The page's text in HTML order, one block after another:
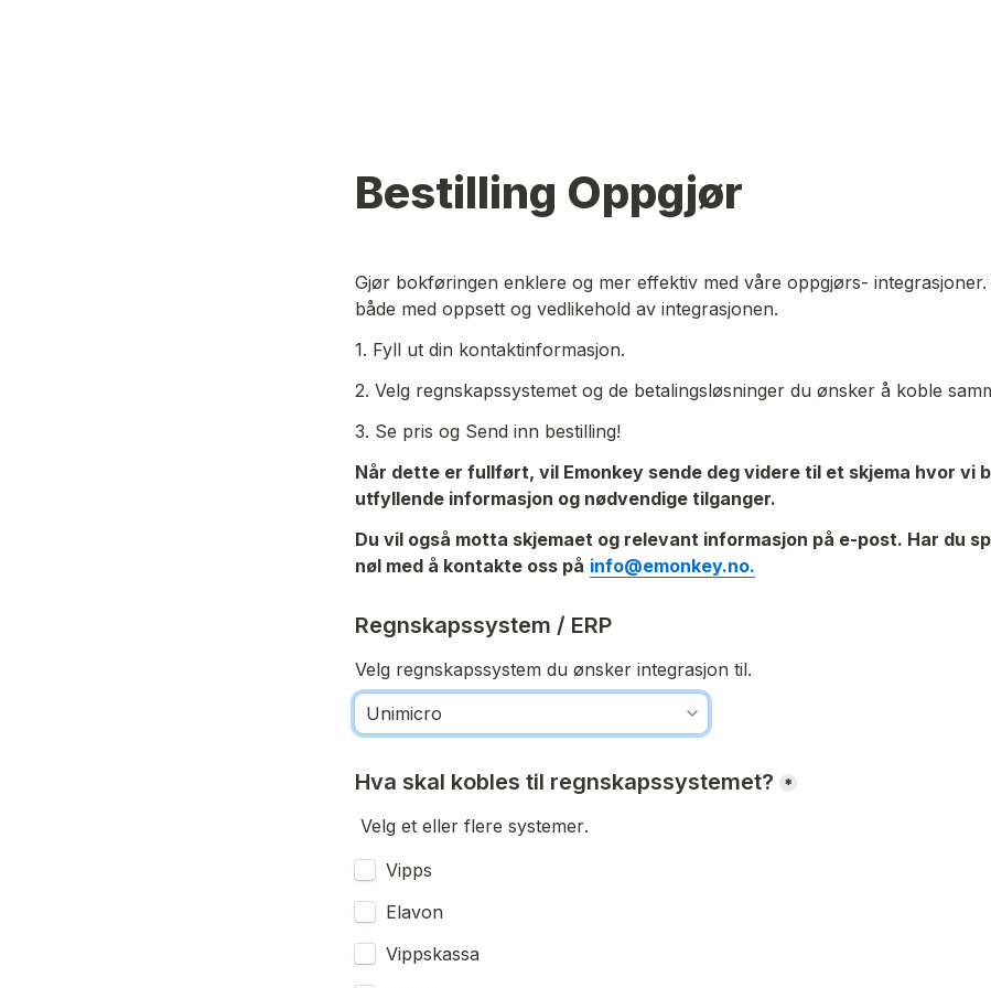
Bestilling Oppgjør
Gjør bokføringen enklere og mer effektiv med våre oppgjørs-
både med oppsett og vedlikehold av integrasjonen.
1. Fyll ut din kontaktinformasjon.
2. Velg regnskapssystemet og de betalingsløsninger du ønsker å koble
3. Se pris og Send inn bestilling!
Når dette er fullført, vil Emonkey sende deg videre til et skjema hvor vi
utfyllende informasjon og nødvendige tilganger.
Du vil også motta skjemaet og relevant informasjon på e-post. Har du
nøl med å kontakte oss på info@emonkey.no.
Regnskapssystem / ERP
Velg regnskapssystem du ønsker integrasjon til.
Hva skal kobles til regnskapssystemet? *
Velg et eller flere systemer.
Vipps
Elavon
Vippskassa